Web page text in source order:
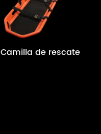
Camilla de rescate